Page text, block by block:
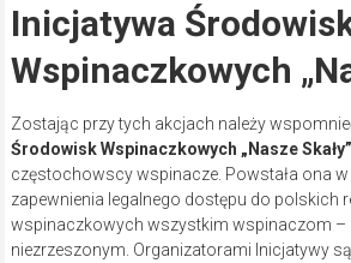
Inicjatywa
Wspinaczkowych
Zostając przy tych akcjach należy
Środowisk Wspinaczkowych „Nasze Skały”
częstochowscy wspinacze. Powstała ona
zapewnienia legalnego dostępu do polskich
wspinaczkowych wszystkim wspinaczom –
niezrzeszonym. Organizatorami Inicjatywy